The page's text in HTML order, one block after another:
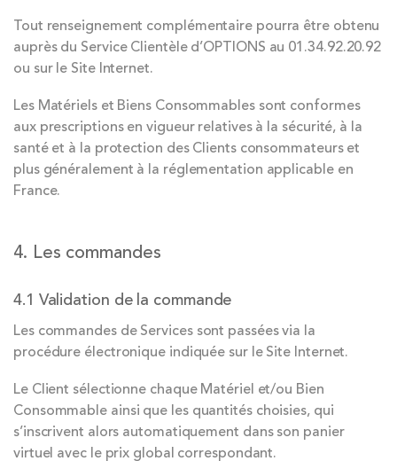
Tout renseignement complémentaire pourra être obtenu
auprès du Service Clientèle d’OPTIONS au 01.34.92.20.92
ou sur le Site Internet.
Les Matériels et Biens Consommables sont conformes
aux prescriptions en vigueur relatives à la sécurité, à la
santé et à la protection des Clients consommateurs et
plus généralement à la réglementation applicable en
France.
4. Les commandes
4.1 Validation de la commande
Les commandes de Services sont passées via la
procédure électronique indiquée sur le Site Internet.
Le Client sélectionne chaque Matériel et/ou Bien
Consommable ainsi que les quantités choisies, qui
s’inscrivent alors automatiquement dans son panier
virtuel avec le prix global correspondant.